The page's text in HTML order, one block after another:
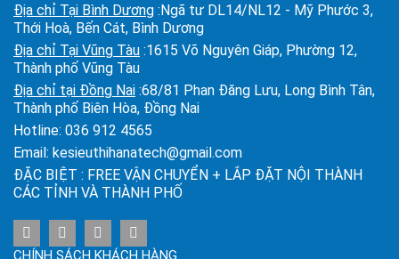
Địa chỉ Tại Bình Dương :Ngã tư DL14/NL12 - Mỹ Phước 3,
Thới Hoà, Bến Cát, Bình Dương
Địa chỉ Tại Vũng Tàu :1615 Võ Nguyên Giáp, Phường 12,
Thành phố Vũng Tàu
Địa chỉ tại Đồng Nai :68/81 Phan Đăng Lưu, Long Bình Tân,
Thành phố Biên Hòa, Đồng Nai
Hotline: 036 912 4565
Email: kesieuthihanatech@gmail.com
ĐẶC BIỆT : FREE VẬN CHUYỂN + LẮP ĐẶT NỘI THÀNH
CÁC TỈNH VÀ THÀNH PHỐ
CHÍNH SÁCH KHÁCH HÀNG